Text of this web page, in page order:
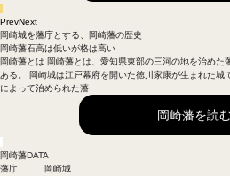
PrevNext
岡崎城を藩庁とする、岡崎藩の歴史
岡崎藩石高は低いが格は高い
岡崎藩とは 岡崎藩とは、愛知県東部の三河の地を治め
ある。 岡崎城は江戸幕府を開いた徳川家康が生まれた
によって治められた藩
岡崎藩を読
岡崎藩DATA
藩庁
岡崎城